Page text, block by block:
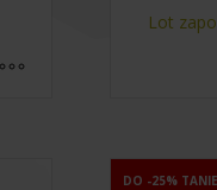
Lot
DO -25%